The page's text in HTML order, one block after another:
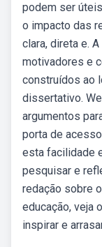
podem ser
o impacto das
clara, direta e.
motivadores e
construídos ao
dissertativo.
argumentos
porta de
esta facilidade
pesquisar e
redação sobre
educação, veja
inspirar e